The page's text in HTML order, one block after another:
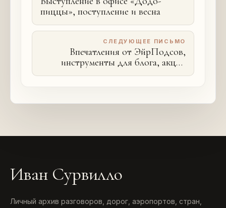
пиццы», поступление и весна
СЛЕДУЮЩЕЕ ПИСЬМО
Впечатления от ЭйрПодсов,
инструменты для блога, акция
Иван Сурвилло
Личный архив разговоров, дорог, аэропортов, стран,